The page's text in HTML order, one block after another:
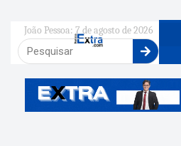
João Pessoa: 7 de agosto de 2026